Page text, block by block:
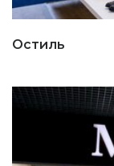
Остиль